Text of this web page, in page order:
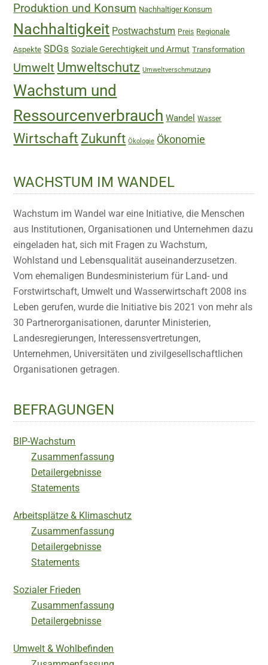
Produktion und Konsum Nachhaltiger Konsum
Nachhaltigkeit Postwachstum Preis Regionale
Aspekte SDGs Soziale Gerechtigkeit und Armut Transformation
Umwelt Umweltschutz Umweltverschmutzung
Wachstum und
Ressourcenverbrauch Wandel Wasser
Wirtschaft Zukunft Ökologie Ökonomie
WACHSTUM IM WANDEL
Wachstum im Wandel war eine Initiative, die Menschen
aus Institutionen, Organisationen und Unternehmen dazu
eingeladen hat, sich mit Fragen zu Wachstum,
Wohlstand und Lebensqualität auseinanderzusetzen.
Vom ehemaligen Bundesministerium für Land- und
Forstwirtschaft, Umwelt und Wasserwirtschaft 2008 ins
Leben gerufen, wurde die Initiative bis 2021 von mehr als
30 Partnerorganisationen, darunter Ministerien,
Landesregierungen, Interessensvertretungen,
Unternehmen, Universitäten und zivilgesellschaftlichen
Organisationen getragen.
BEFRAGUNGEN
BIP-Wachstum
Zusammenfassung
Detailergebnisse
Statements
Arbeitsplätze & Klimaschutz
Zusammenfassung
Detailergebnisse
Statements
Sozialer Frieden
Zusammenfassung
Detailergebnisse
Umwelt & Wohlbefinden